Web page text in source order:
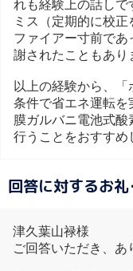
れも経験上の話しで
ミス（定期的に校
ファイアー寸前で
謝されたこともあり
以上の経験から、
条件で省エネ運転を
膜ガルバニ電池式
行うことをおすすめ
回答に対するお礼
津久葉山禄様
ご回答いただき、あ